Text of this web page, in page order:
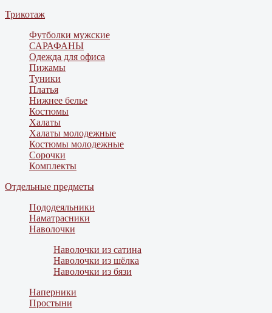
Трикотаж
Футболки мужские
САРАФАНЫ
Одежда для офиса
Пижамы
Туники
Платья
Нижнее белье
Костюмы
Халаты
Халаты молодежные
Костюмы молодежные
Сорочки
Комплекты
Отдельные предметы
Пододеяльники
Наматрасники
Наволочки
Наволочки из сатина
Наволочки из шёлка
Наволочки из бязи
Наперники
Простыни